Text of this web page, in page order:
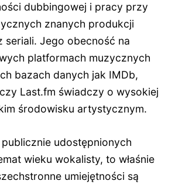
dubbingowej i pracy przy
znanych produkcji
seriali. Jego obecność na
platformach muzycznych
bazach danych jak IMDb,
Last.fm świadczy o wysokiej
środowisku artystycznym.
udostępnionych
wieku wokalisty, to właśnie
umiejętności są